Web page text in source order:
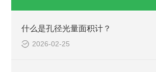
什么是孔径光量面积计？
2026-02-25